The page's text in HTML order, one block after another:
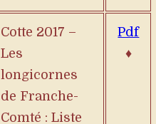
Cotte 2017 –
Les
longicornes
de Franche-
Comté : Liste
Pdf
♦